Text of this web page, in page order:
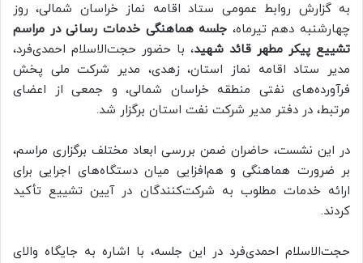
به گزارش روابط عمومی ستاد اقامه نماز خراسان شمالی، روز
چهارشنبه دهم تیرماه، جلسه هماهنگی خدمات‌ رسانی در مراسم
تشییع پیکر مطهر قائد شهید، با حضور حجت‌الاسلام احمدی‌فرد،
مدیر ستاد اقامه نماز استان، زهدی، مدیر شرکت ملی پخش
فرآورده‌های نفتی منطقه خراسان شمالی، و جمعی از اعضای
مرتبط، در دفتر مدیر شرکت نفت استان برگزار شد.
در این نشست، حاضران ضمن بررسی ابعاد مختلف برگزاری مراسم،
بر ضرورت هماهنگی و هم‌افزایی میان دستگاه‌های اجرایی برای
ارائه خدمات مطلوب به شرکت‌کنندگان در آیین تشییع تأکید
کردند.
حجت‌الاسلام احمدی‌فرد در این جلسه، با اشاره به جایگاه والای